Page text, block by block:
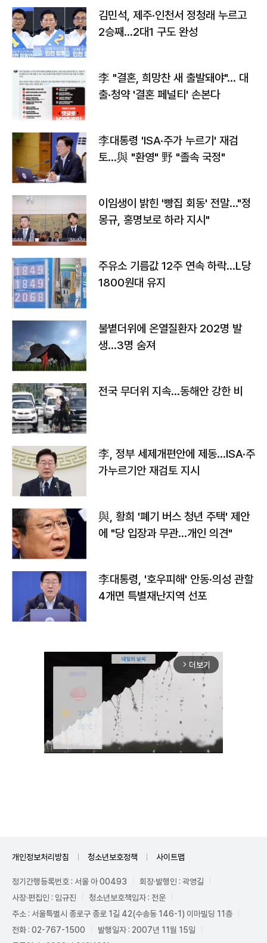
김민석, 제주·인천서 정청래 누르고
2승째…2대1 구도 완성
李 "결혼, 희망찬 새 출발돼야"… 대
출·청약 '결혼 페널티' 손본다
李대통령 'ISA·주가 누르기' 재검
토…與 "환영" 野 "졸속 국정"
이임생이 밝힌 '빵집 회동' 전말…"정
몽규, 홍명보로 하라 지시"
주유소 기름값 12주 연속 하락…L당
1800원대 유지
불볕더위에 온열질환자 202명 발
생…3명 숨져
전국 무더위 지속…동해안 강한 비
李, 정부 세제개편안에 제동…ISA·주
가누르기안 재검토 지시
與, 황희 '폐기 버스 청년 주택' 제안
에 "당 입장과 무관…개인 의견"
李대통령, '호우피해' 안동·의성 관할
4개면 특별재난지역 선포
arrow_forward_ios 더보기
개인정보처리방침 청소년보호정책 사이트맵
정기간행등록번호 : 서울 아 00493
회장·발행인 : 곽영길
사장·편집인 : 임규진
청소년보호책임자 : 전운
주소 : 서울특별시 종로구 종로 1길 42(수송동 146-1) 이마빌딩 11층
전화 : 02-767-1500
발행일자 : 2007년 11월 15일